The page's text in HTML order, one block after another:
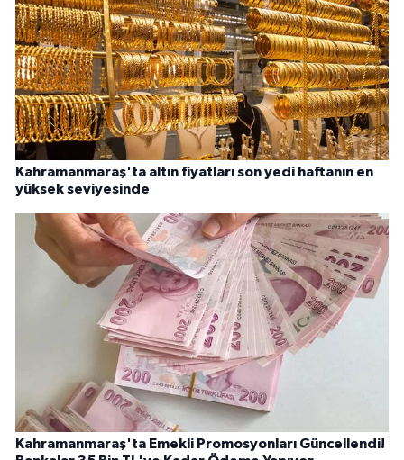
Kahramanmaraş'ta altın fiyatları son yedi haftanın en
yüksek seviyesinde
Kahramanmaraş'ta Emekli Promosyonları Güncellendi!